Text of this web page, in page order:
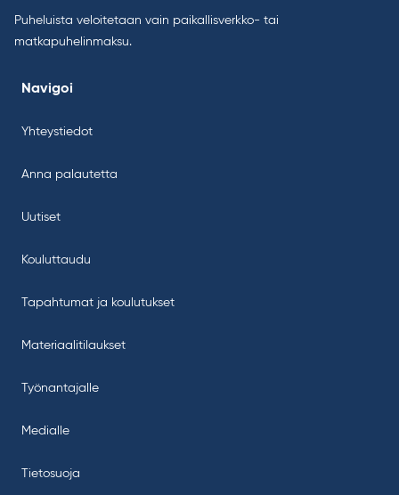
Puheluista veloitetaan vain paikallisverkko- tai
matkapuhelinmaksu.
Navigoi
Yhteystiedot
Anna palautetta
Uutiset
Kouluttaudu
Tapahtumat ja koulutukset
Materiaalitilaukset
Työnantajalle
Medialle
Tietosuoja